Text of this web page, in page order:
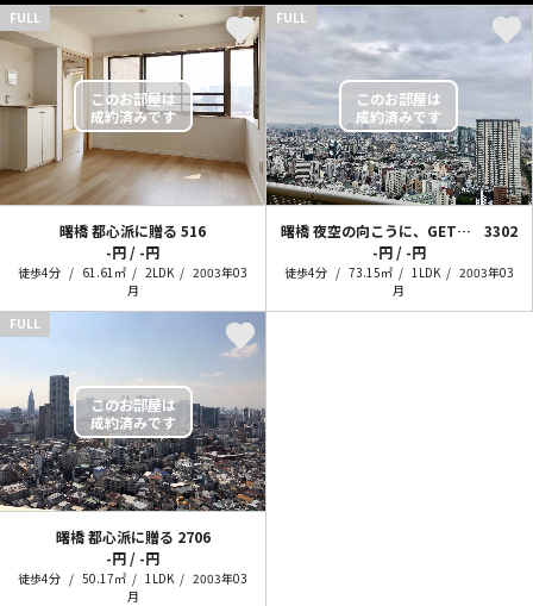
FULL
曙橋 都心派に贈る 516
-円 / -円
徒歩4分 61.61㎡ 2LDK
2003年03
月
FULL
曙橋 夜空の向こうに、GET PLANET！
3302
-円 / -円
徒歩4分 73.15㎡ 1LDK
2003年03
月
FULL
曙橋 都心派に贈る 2706
-円 / -円
徒歩4分 50.17㎡ 1LDK
2003年03
月